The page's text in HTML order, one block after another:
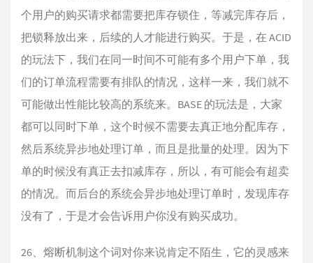
个用户的购买请求都需要把库存锁住，等减完库存后，
把锁释放出来，后续的人才能进行购买。于是，在 ACID
的玩法下，我们在同一时间不可能有多个用户下单，我
们的订单流程需要有排队的情况，这样一来，我们就不
可能做出性能比较高的系统来。BASE 的玩法是，大家
都可以同时下单，这个时候不需要去真正地分配库存，
然后系统异步地处理订单，而且是批量的处理。因为下
单的时候没有真正去扣减库存，所以，有可能会有超卖
的情况。而后台的系统会异步地处理订单时，发现库存
没有了，于是才会告诉用户你没有购买成功。
26、熔断机制这个词对你来说肯定不陌生，它的灵感来